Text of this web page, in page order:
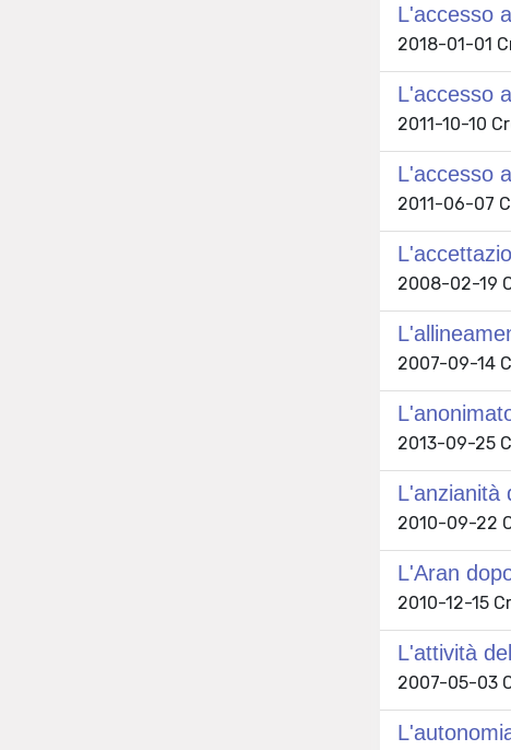
L'accesso
2018-01-01
L'accesso
2011-10-10
L'accesso
2011-06-07
2008-02-19
2007-09-14
2013-09-25
L'anzianità
2010-09-22
L'Aran
2010-12-15
L'attività
2007-05-03